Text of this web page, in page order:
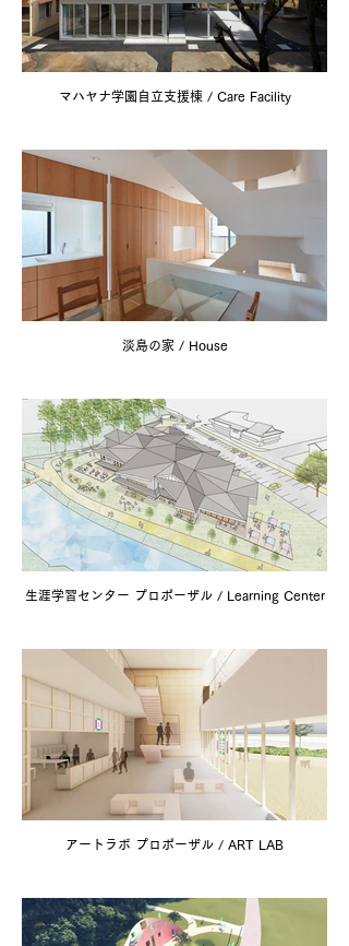
マハヤナ学園自立支援棟 / Care Facility
淡島の家 / House
生涯学習センター プロポーザル / Learning Center
アートラボ プロポーザル / ART LAB